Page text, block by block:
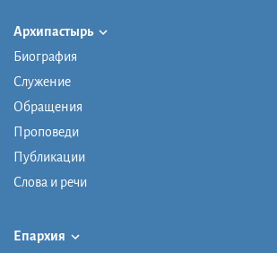
Архипастырь
Биография
Служение
Обращения
Проповеди
Публикации
Слова и речи
Епархия